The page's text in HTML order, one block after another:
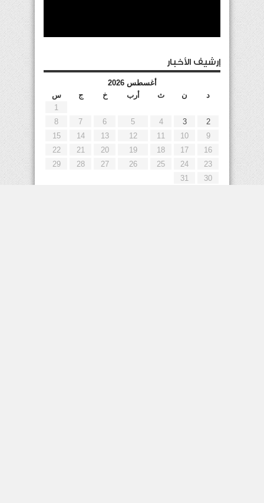
إرشيف الأخبار
أغسطس 2026
د
ن ث أرب خ ج
س
1
2
3
4
5
6
7
8
9
10
11
12
13
14
15
16
17
18
19
20
21
22
23
24
25
26
27
28
29
30
31